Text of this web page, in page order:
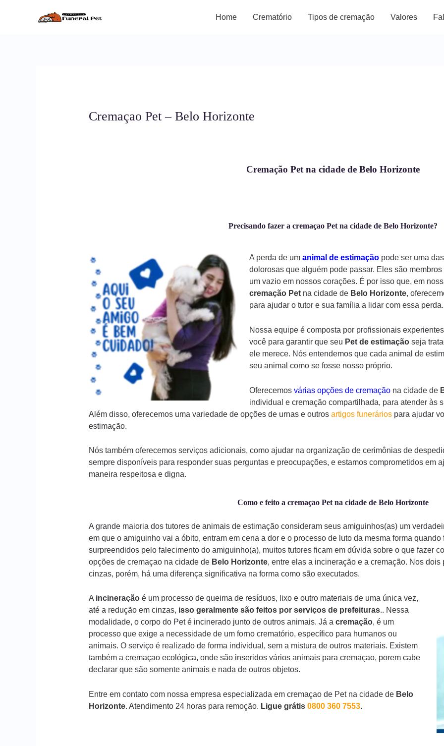
Home Crematório Tipos de cremação Valores
Cremaçao Pet – Belo Horizonte
Cremação Pet na cidade de Belo Horizonte
Precisando fazer a cremaçao Pet na cidade de Belo Horizonte?
A perda de um animal de estimaçãopode ser uma
dolorosas que alguém pode passar. Eles são
um vazio em nossos corações. É por isso que, em
cremação Petna cidade de Belo Horizonte,
para ajudar o tutor e sua família a lidar com essa perda.
Nossa equipe é composta por profissionais
você para garantir que seu Pet de estimaçãoseja
ele merece. Nós entendemos que cada animal de
seu animal como se fosse nosso próprio.
Oferecemos várias opções de cremaçãona cidade de
individual e cremação compartilhada, para atender às
Além disso, oferecemos uma variedade de opções de urnas e outros artigos funeráriospara ajudar
estimação.
Nós também oferecemos serviços adicionais, como ajudar na organização de cerimônias de
sempre disponíveis para responder suas perguntas e preocupações, e estamos comprometidos em
maneira respeitosa e digna.
Como e feito a cremaçao Pet na cidade de Belo Horizonte
A grande maioria dos tutores de animais de estimação consideram seus amiguinhos(as) um
em que o amiguinho vai a óbito, entram em cena a dor e o processo de luto da mesma forma
surpreendidos pelo falecimento do amiguinho(a), muitos tutores ficam em dúvida sobre o que fazer
opções de cremaçao na cidade de Belo Horizonte, entre elas a incineração e a cremação. Nos
cinzas, porém, há uma diferença significativa na forma como são executados.
A incineraçãoé um processo de queima de resíduos, lixo e outro materiais de uma única vez,
até a redução em cinzas, isso geralmente são feitos por serviços de prefeituras.. Nessa
modalidade, o corpo do Pet é incinerado junto de outros animais. Já a cremação, é um
processo que exige a necessidade de um forno crematório, específico para humanos ou
animais. O serviço é realizado de forma individual, sem a mistura de outros materiais. Existem
também a cremaçao ecológica, onde são inseridos vários animais para cremaçao, porem cabe
declarar que são somente animais e nada de outros objetos.
Entre em contato com nossa empresa especializada em cremaçao de Pet na cidade de Belo
Horizonte. Atendimento 24 horas para remoção. Ligue grátis 0800 360 7553.